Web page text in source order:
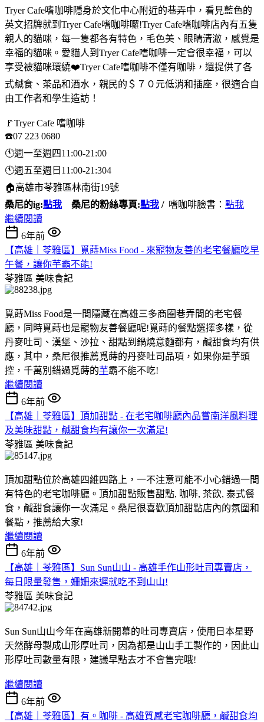
Tryer Cafe嗜咖啡隱身於文化中心附近的巷弄中，看見藍色的
英文招牌就到Tryer Cafe嗜咖啡囉!Tryer Cafe嗜咖啡店內有五隻
親人的貓咪，每一隻都各有特色，毛色美、眼睛清澈，感覺是
幸福的貓咪。愛貓人到Tryer Cafe嗜咖啡一定會很幸福，可以
享受被貓咪環繞❤️Tryer Cafe嗜咖啡不僅有咖啡，還提供了各
式鹹食、茶品和酒水，親民的＄７０元低消和插座，很適合自
由工作者和學生造訪！
🚩Tryer Cafe 嗜咖啡
☎️07 223 0680
🕚週一至週四11:00-21:00
🕚週五至週日11:00-21:304
🏠高雄市苓雅區林南街19號
桑尼的ig:點我 桑尼的粉絲專頁:點我 /嗜咖啡臉書： 點我
繼續閱讀
6年前
【高雄｜苓雅區】覓蒔Miss Food - 來寵物友善的老宅餐廳吃早
午餐，讓你芋霸不能!
苓雅區 美味食記
覓蒔Miss Food是一間隱藏在高雄三多商圈巷弄間的老宅餐
廳，同時覓蒔也是寵物友善餐廳呢!覓蒔的餐點選擇多樣，從
丹麥吐司、漢堡、沙拉、甜點到鍋燒意麵都有，鹹甜食均有供
應，其中，桑尼很推薦覓蒔的丹麥吐司品項，如果你是芋頭
控，千萬別錯過覓蒔的芋霸不能不吃!
繼續閱讀
6年前
【高雄｜苓雅區】頂加甜點 - 在老宅咖啡廳內品嘗南洋風料理
及美味甜點，鹹甜食均有讓你一次滿足!
苓雅區 美味食記
頂加甜點位於高雄四維四路上，一不注意可能不小心錯過一間
有特色的老宅咖啡廳。頂加甜點販售甜點, 咖啡, 茶飲, 泰式餐
食，鹹甜食讓你一次滿足。桑尼很喜歡頂加甜點店內的氛圍和
餐點，推薦給大家!
繼續閱讀
6年前
【高雄｜苓雅區】Sun Sun山山 - 高雄手作山形吐司專賣店，
每日限量發售，姍姍來遲就吃不到山山!
苓雅區 美味食記
Sun Sun山山今年在高雄新開幕的吐司專賣店，使用日本星野
天然酵母製成山形厚吐司，因為都是山山手工製作的，因此山
形厚吐司數量有限，建議早點去才不會售完哦!
繼續閱讀
6年前
【高雄｜苓雅區】有。咖啡 - 高雄質感老宅咖啡廳，鹹甜食均